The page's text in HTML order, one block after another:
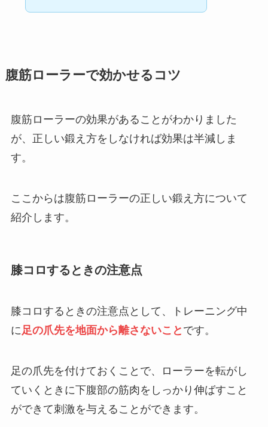
腹筋ローラーで効かせるコツ
腹筋ローラーの効果があることがわかりました
が、正しい鍛え方をしなければ効果は半減しま
す。
ここからは腹筋ローラーの正しい鍛え方について
紹介します。
膝コロするときの注意点
膝コロするときの注意点として、トレーニング中
に足の爪先を地面から離さないこと です。
足の爪先を付けておくことで、ローラーを転がし
ていくときに下腹部の筋肉をしっかり伸ばすこと
ができて刺激を与えることができます。